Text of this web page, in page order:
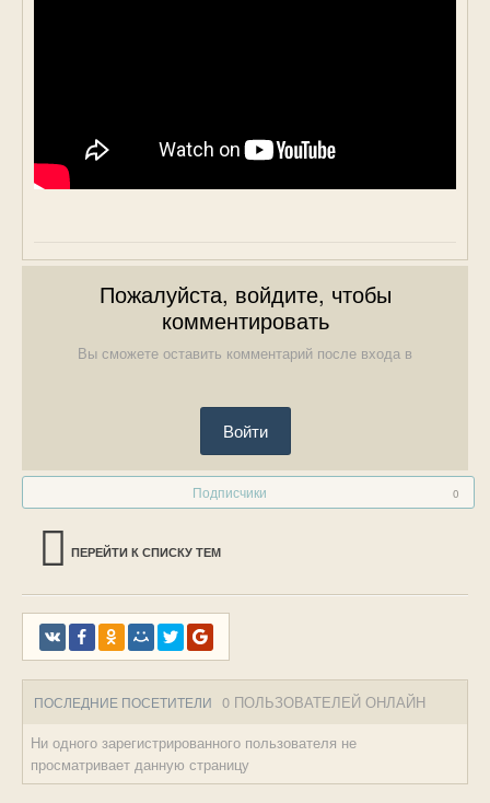
Пожалуйста, войдите, чтобы
комментировать
Вы сможете оставить комментарий после входа в
Войти
Подписчики 0
ПЕРЕЙТИ К СПИСКУ ТЕМ
ПОСЛЕДНИЕ ПОСЕТИТЕЛИ 0 ПОЛЬЗОВАТЕЛЕЙ ОНЛАЙН
Ни одного зарегистрированного пользователя не
просматривает данную страницу